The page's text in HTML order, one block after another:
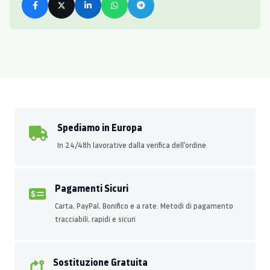
Spediamo in Europa
In 24/48h lavorative dalla verifica dell'ordine
Pagamenti Sicuri
Carta, PayPal, Bonifico e a rate. Metodi di pagamento
tracciabili, rapidi e sicuri
Sostituzione Gratuita